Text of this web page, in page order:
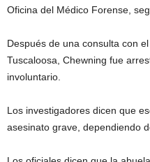
Oficina del Médico Forense,
Después de una consulta con
Tuscaloosa, Chewning fue
involuntario.
Los investigadores dicen que
asesinato grave, dependiendo